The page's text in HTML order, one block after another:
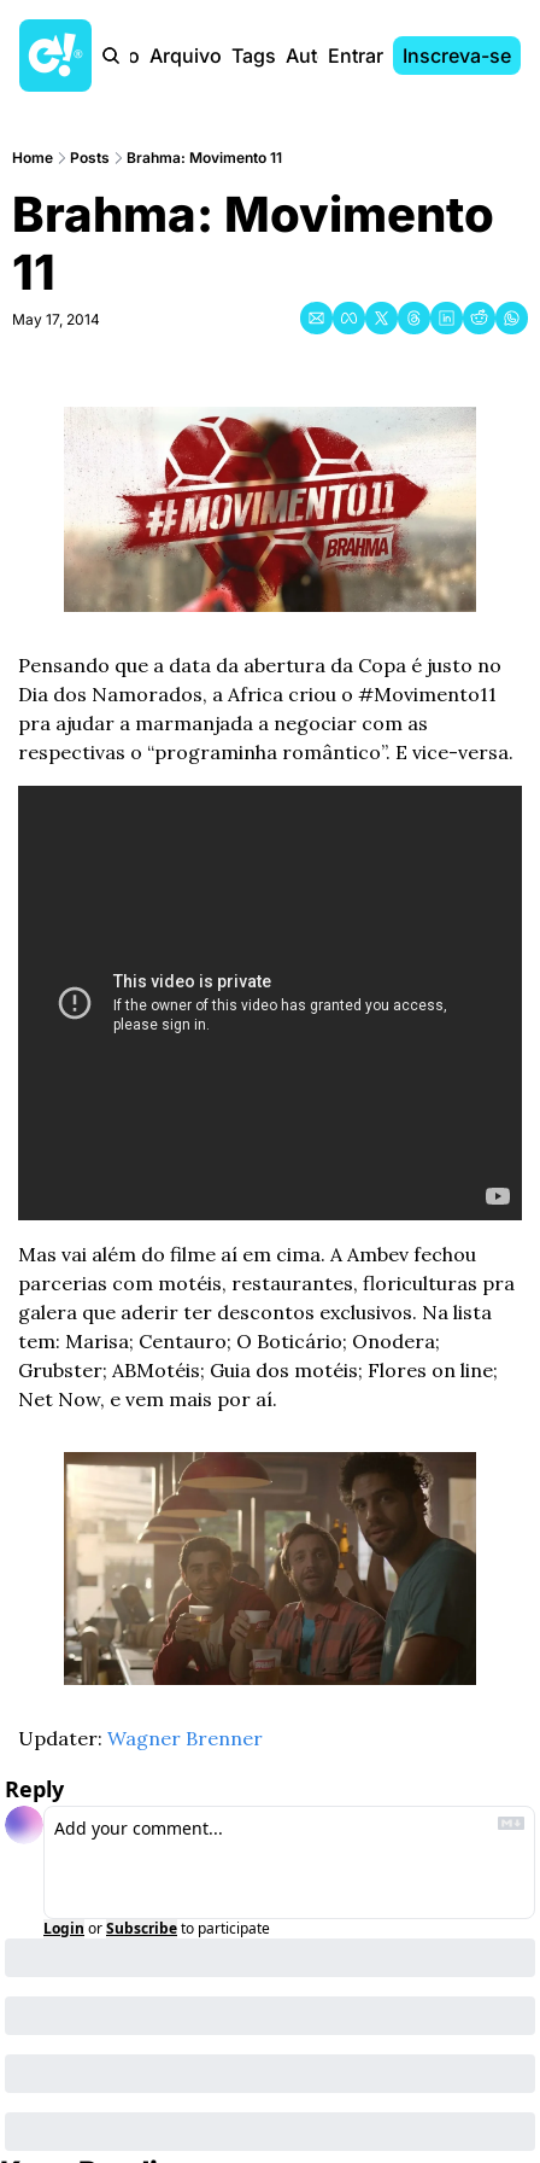
Início Arquivo Tags AutoresEntrar Inscreva-se
Home Posts Brahma: Movimento 11
Brahma: Movimento
11
May 17, 2014
Pensando que a data da abertura da Copa é justo no
Dia dos Namorados, a Africa criou o #Movimento11
pra ajudar a marmanjada a negociar com as
respectivas o “programinha romântico”. E vice-versa.
Mas vai além do filme aí em cima. A Ambev fechou
parcerias com motéis, restaurantes, floriculturas pra
galera que aderir ter descontos exclusivos. Na lista
tem: Marisa; Centauro; O Boticário; Onodera;
Grubster; ABMotéis; Guia dos motéis; Flores on line;
Net Now, e vem mais por aí.
Updater: Wagner Brenner
Reply
Login orSubscribeto participate